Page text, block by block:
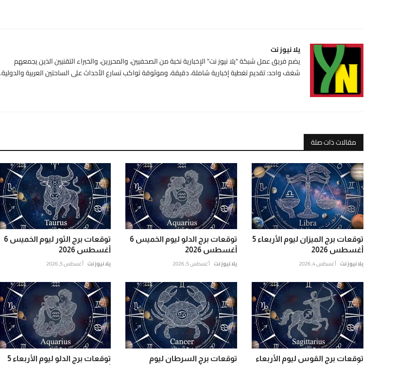
يلا نيوز نت
يضم فريق عمل شبكة "يلا نيوز نت" الإخبارية نخبة من الصحفيين، والمحررين، والخبراء التقنيين الذين يجمعهم
شغف واحد: تقديم تغطية إخبارية شاملة، دقيقة، وموثوقة تواكب تسارع الأحداث على الساحتين العربية والدولية.
مقالات ذات صلة
توقعات برج الميزان ليوم الأربعاء 5
أغسطس 2026
يلا نيوز نت أغسطس 4, 2026
توقعات برج الدلو ليوم الخميس 6
أغسطس 2026
يلا نيوز نت أغسطس 5, 2026
توقعات برج الثور ليوم الخميس 6
أغسطس 2026
يلا نيوز نت أغسطس 5, 2026
توقعات برج القوس ليوم الأربعاء توقعات برج السرطان ليوم توقعات برج الدلو ليوم الأربعاء 5